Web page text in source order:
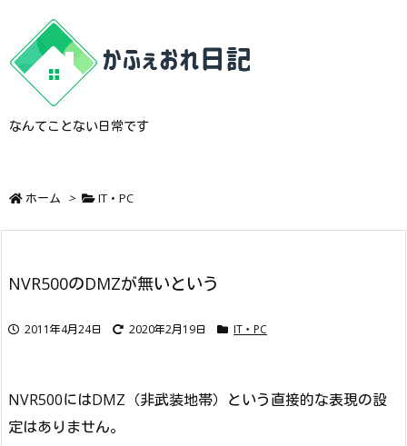
なんてことない日常です
ホーム > IT・PC
NVR500のDMZが無いという
2011年4月24日 2020年2月19日 IT・PC
NVR500にはDMZ（非武装地帯）という直接的な表現の設
定はありません。